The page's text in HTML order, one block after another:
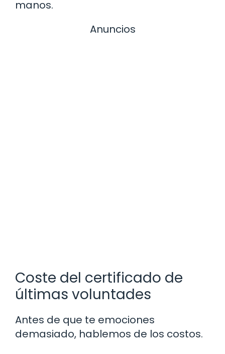
manos.
Anuncios
Coste del certificado de
últimas voluntades
Antes de que te emociones
demasiado, hablemos de los costos.